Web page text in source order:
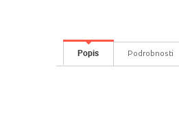
Popis Podrobnosti